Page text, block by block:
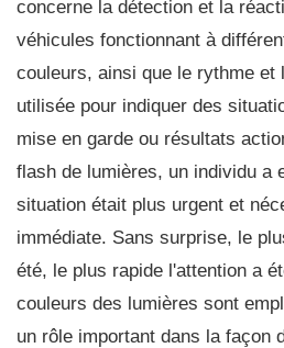
concerne la détection et la
véhicules fonctionnant à
couleurs, ainsi que le rythme et
utilisée pour indiquer des
mise en garde ou résultats
flash de lumières, un individu a
situation était plus urgent et
immédiate. Sans surprise, le
été, le plus rapide l'attention a
couleurs des lumières sont
un rôle important dans la façon